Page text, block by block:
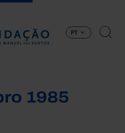
PT
1985